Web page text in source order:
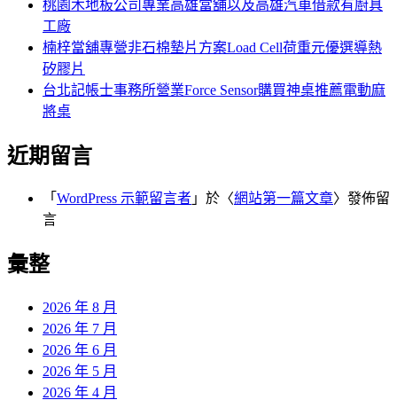
桃園木地板公司專業高雄當舖以及高雄汽車借款有廚具
工廠
楠梓當舖專營非石棉墊片方案Load Cell荷重元優選導熱
矽膠片
台北記帳士事務所營業Force Sensor購買神桌推薦電動麻
將桌
近期留言
「 WordPress 示範留言者 」於〈網站第一篇文章〉發佈留
言
彙整
2026 年 8 月
2026 年 7 月
2026 年 6 月
2026 年 5 月
2026 年 4 月